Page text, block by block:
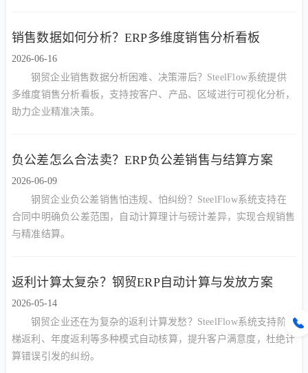
销售数据如何分析？ERP多维度销售分析看板
2026-06-16
钢贸企业销售数据分析困难、决策滞后？SteelFlow系统提供
多维度销售分析看板，支持按客户、产品、区域进行可视化分析，
助力企业精准决策。
负公差怎么合法卖？ERP负公差销售与结算方案
2026-06-09
钢贸企业负公差销售怕违规、怕纠纷？SteelFlow系统支持在
合同中明确负公差范围，自动计算理计与磅计差异，实现合规销售
与精准结算。
返利计算太复杂？钢贸ERP自动计算与发放方案
2026-05-14
钢贸企业还在为复杂的返利计算发愁？SteelFlow系统支持阶
梯返利、年度返利等多种模式自动核算，提升客户满意度，杜绝计
算错误引发的纠纷。